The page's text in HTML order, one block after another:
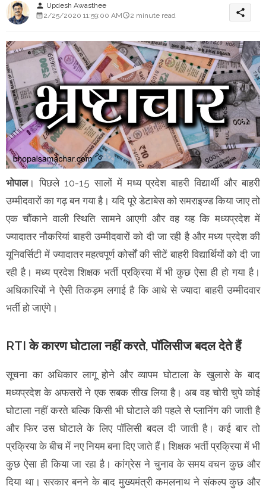
person Updesh Awasthee
2/25/2020 11:59:00 AM
2 minute read share
भोपाल। पिछले 10-15 सालों में मध्य प्रदेश बाहरी विद्यार्थी और बाहरी
उम्मीदवारों का गढ़ बन गया है। यदि पूरे डेटाबेस को समराइज्ड किया जाए तो
एक चौंकाने वाली स्थिति सामने आएगी और वह यह कि मध्यप्रदेश में
ज्यादातर नौकरियां बाहरी उम्मीदवारों को दी जा रही है और मध्य प्रदेश की
यूनिवर्सिटी में ज्यादातर महत्वपूर्ण कोर्सों की सीटें बाहरी विद्यार्थियों को दी जा
रही है। मध्य प्रदेश शिक्षक भर्ती प्रक्रिया में भी कुछ ऐसा ही हो गया है।
अधिकारियों ने ऐसी तिकड़म लगाई है कि आधे से ज्यादा बाहरी उम्मीदवार
भर्ती हो जाएंगे।
RTI के कारण घोटाला नहीं करते, पॉलिसीज बदल देते हैं
सूचना का अधिकार लागू होने और व्यापम घोटाला के खुलासे के बाद
मध्यप्रदेश के अफसरों ने एक सबक सीख लिया है। अब वह चोरी चुपे कोई
घोटाला नहीं करते बल्कि किसी भी घोटाले की पहले से प्लानिंग की जाती है
और फिर उस घोटाले के लिए पॉलिसी बदल दी जाती है। कई बार तो
प्रक्रिया के बीच में नए नियम बना दिए जाते हैं। शिक्षक भर्ती प्रक्रिया में भी
कुछ ऐसा ही किया जा रहा है। कांग्रेस ने चुनाव के समय वचन कुछ और
दिया था। सरकार बनने के बाद मुख्यमंत्री कमलनाथ ने संकल्प कुछ और